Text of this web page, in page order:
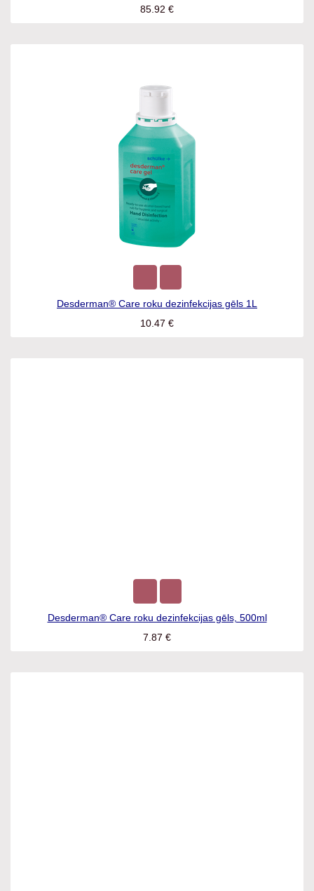
85.92 €
Desderman® Care roku dezinfekcijas gēls 1L
10.47 €
Desderman® Care roku dezinfekcijas gēls, 500ml
7.87 €